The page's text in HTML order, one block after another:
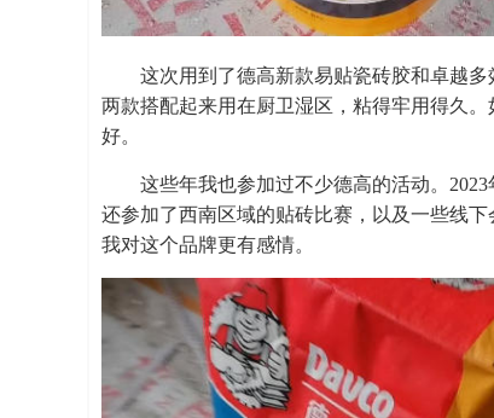
这次用到了德高新款易贴瓷砖胶和卓越
两款搭配起来用在厨卫湿区，粘得牢用得久
好。
这些年我也参加过不少德高的活动。
还参加了西南区域的贴砖比赛，以及一些线
我对这个品牌更有感情。